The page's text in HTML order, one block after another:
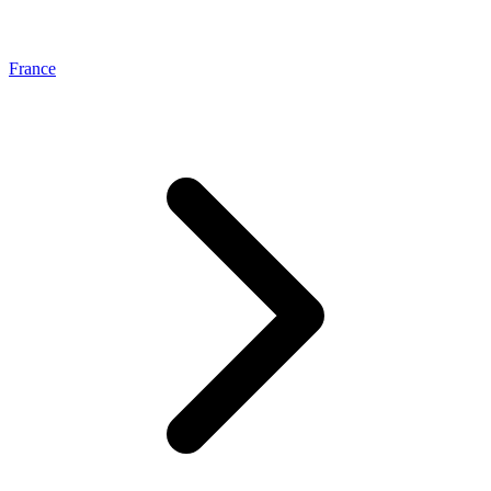
France